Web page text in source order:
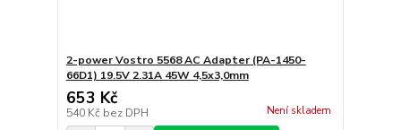
2-power Vostro 5568 AC Adapter (PA-1450-
66D1) 19.5V 2.31A 45W 4,5x3,0mm
653 Kč
540 Kč bez DPH Není skladem